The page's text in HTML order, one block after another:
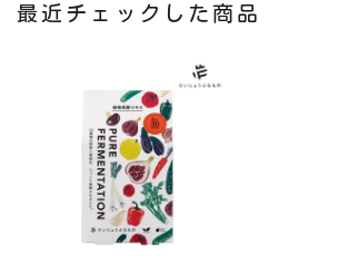
最近チェックした商品